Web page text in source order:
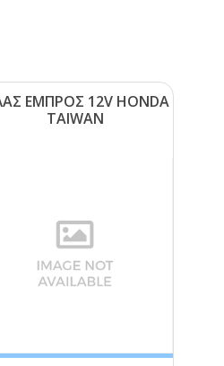
ΕΜΠΡΟΣ 12V ΗΟΝDΑ
ΤΑΙWΑΝ